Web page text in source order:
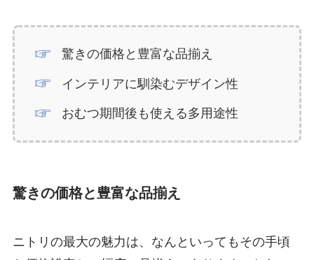
驚きの価格と豊富な品揃え
インテリアに馴染むデザイン性
おむつ期間後も使える多用途性
驚きの価格と豊富な品揃え
ニトリの最大の魅力は、なんといってもその手頃